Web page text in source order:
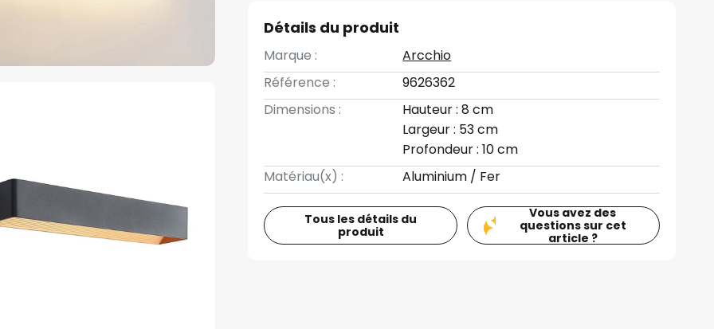
Détails du produit
Marque :
Arcchio
Référence :
9626362
Dimensions :
Hauteur : 8 cm
Largeur : 53 cm
Profondeur : 10 cm
Matériau(x) :
Aluminium / Fer
Tous les détails du
produit
Vous avez des
questions sur cet
article ?